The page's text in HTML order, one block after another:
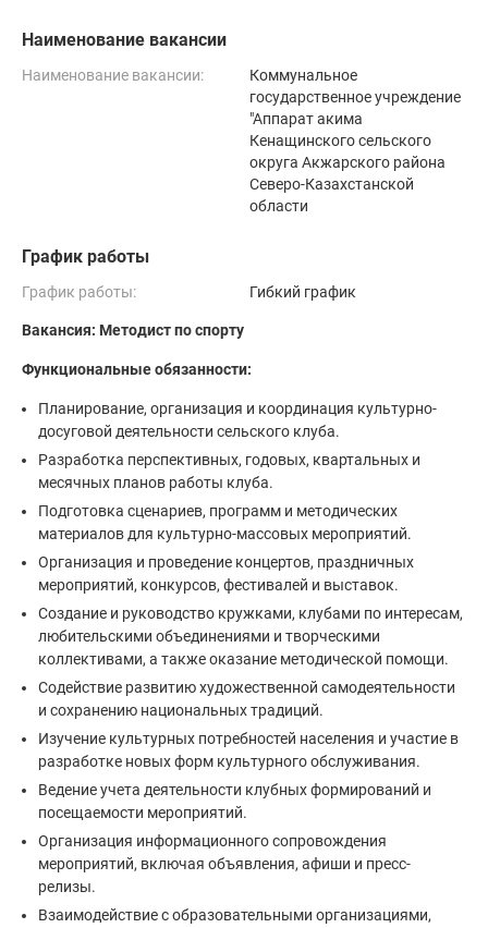
Наименование вакансии
Наименование вакансии:
Коммунальное
государственное учреждение
"Аппарат акима
Кенащинского сельского
округа Акжарского района
Северо-Казахстанской
области
График работы
График работы: Гибкий график
Вакансия: Методист по спорту
Функциональные обязанности:
Планирование, организация и координация культурно-
досуговой деятельности сельского клуба.
Разработка перспективных, годовых, квартальных и
месячных планов работы клуба.
Подготовка сценариев, программ и методических
материалов для культурно-массовых мероприятий.
Организация и проведение концертов, праздничных
мероприятий, конкурсов, фестивалей и выставок.
Создание и руководство кружками, клубами по интересам,
любительскими объединениями и творческими
коллективами, а также оказание методической помощи.
Содействие развитию художественной самодеятельности
и сохранению национальных традиций.
Изучение культурных потребностей населения и участие в
разработке новых форм культурного обслуживания.
Ведение учета деятельности клубных формирований и
посещаемости мероприятий.
Организация информационного сопровождения
мероприятий, включая объявления, афиши и пресс-
релизы.
Взаимодействие с образовательными организациями,